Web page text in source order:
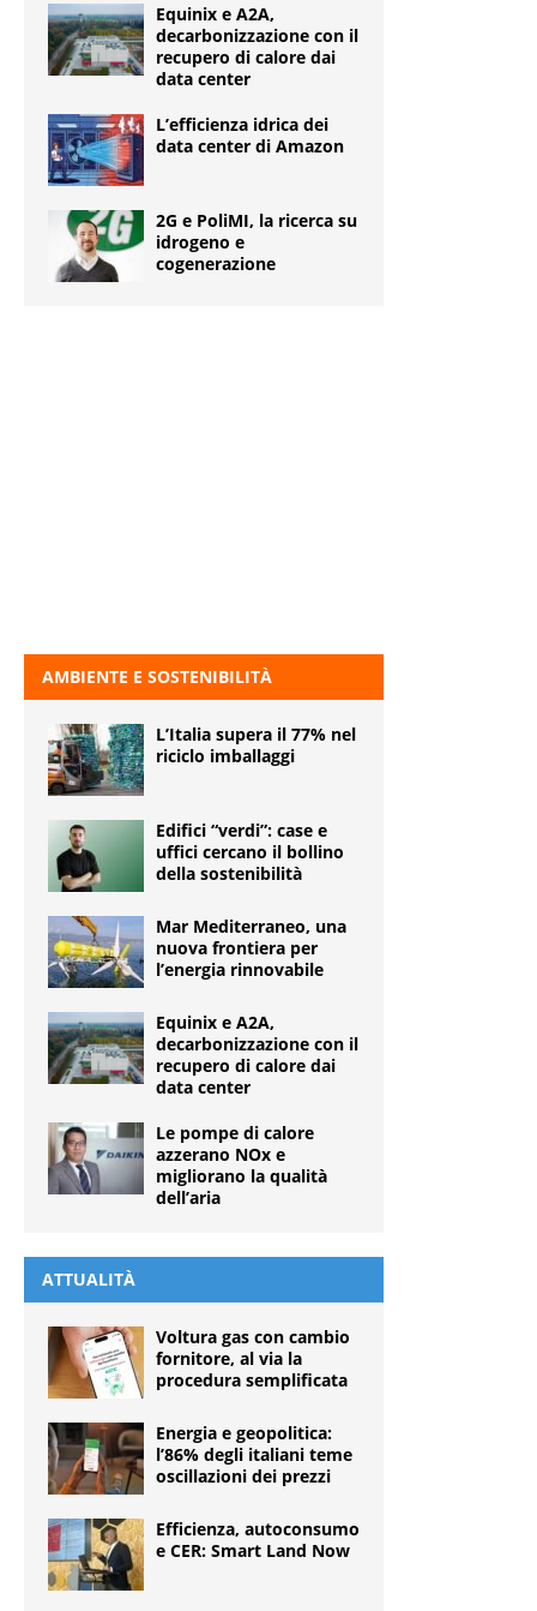
Equinix e A2A,
decarbonizzazione con il
recupero di calore dai
data center
L’efficienza idrica dei
data center di Amazon
2G e PoliMI, la ricerca su
idrogeno e
cogenerazione
AMBIENTE E SOSTENIBILITÀ
L’Italia supera il 77% nel
riciclo imballaggi
Edifici “verdi”: case e
uffici cercano il bollino
della sostenibilità
Mar Mediterraneo, una
nuova frontiera per
l’energia rinnovabile
Equinix e A2A,
decarbonizzazione con il
recupero di calore dai
data center
Le pompe di calore
azzerano NOx e
migliorano la qualità
dell’aria
ATTUALITÀ
Voltura gas con cambio
fornitore, al via la
procedura semplificata
Energia e geopolitica:
l’86% degli italiani teme
oscillazioni dei prezzi
Efficienza, autoconsumo
e CER: Smart Land Now